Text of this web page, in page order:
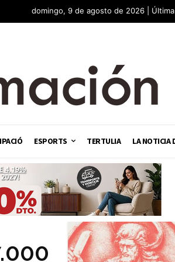
domingo, 9 de agosto de 2026 |
ESPORTS TERTULIA LA NOTICIA